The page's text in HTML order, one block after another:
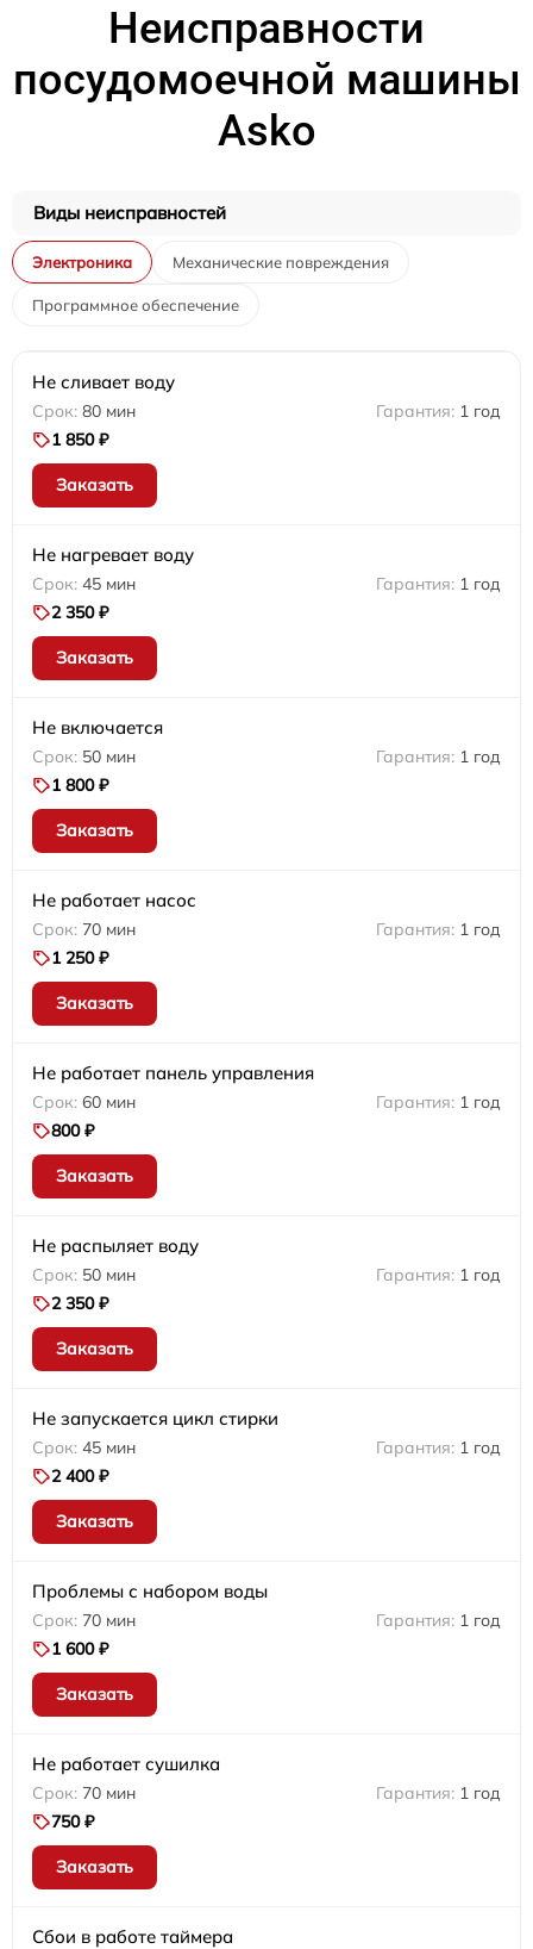
Неисправности
посудомоечной машины
Asko
Виды неисправностей
Электроника Механические повреждения
Программное обеспечение
Не сливает воду
80 мин
1 год
1 850 ₽
Заказать
Не нагревает воду
45 мин
1 год
2 350 ₽
Заказать
Не включается
50 мин
1 год
1 800 ₽
Заказать
Не работает насос
70 мин
1 год
1 250 ₽
Заказать
Не работает панель управления
60 мин
1 год
800 ₽
Заказать
Не распыляет воду
50 мин
1 год
2 350 ₽
Заказать
Не запускается цикл стирки
45 мин
1 год
2 400 ₽
Заказать
Проблемы с набором воды
70 мин
1 год
1 600 ₽
Заказать
Не работает сушилка
70 мин
1 год
750 ₽
Заказать
Сбои в работе таймера